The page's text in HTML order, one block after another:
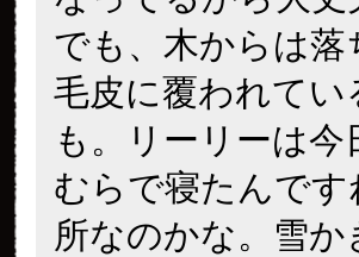
でも、木からは
毛皮に覆われて
も。リーリーは
むらで寝たんで
所なのかな。雪